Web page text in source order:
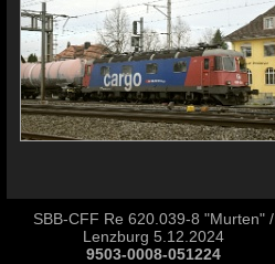
SBB-CFF Re 620.039-8 "Murten" /
Lenzburg 5.12.2024
9503-0008-051224